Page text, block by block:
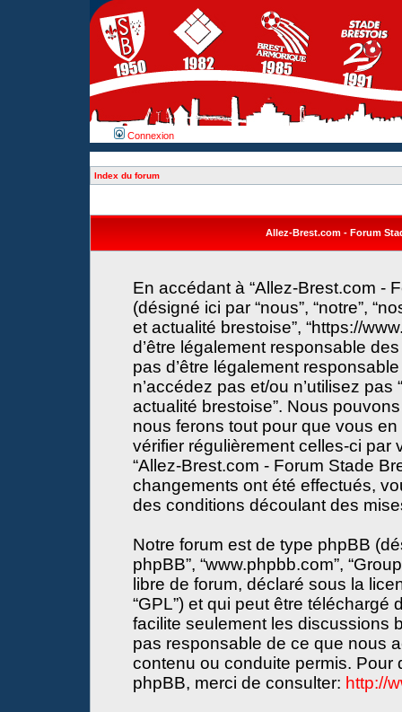
Connexion
Index du forum
Allez-Brest.com - Forum
En accédant à “Allez-Brest.com -
(désigné ici par “nous”, “notre”,
et actualité brestoise”, “https://
d’être légalement responsable
pas d’être légalement
n’accédez pas et/ou n’utilisez
actualité brestoise”. Nous
nous ferons tout pour que vous
vérifier régulièrement celles-ci par
“Allez-Brest.com - Forum Stade
changements ont été effectués,
des conditions découlant des
Notre forum est de type phpBB
phpBB”, “www.phpbb.com”,
libre de forum, déclaré sous la
“GPL”) et qui peut être téléchargé
facilite seulement les discussions
pas responsable de ce que nous
contenu ou conduite permis. Pour
phpBB, merci de consulter: http://